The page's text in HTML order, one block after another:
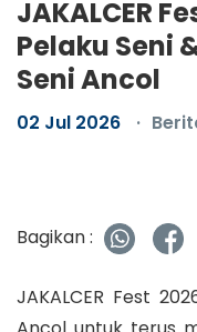
JAKALCER
Pelaku Seni
Seni Ancol
02 Jul 2026
Bagikan :
JAKALCER Fest